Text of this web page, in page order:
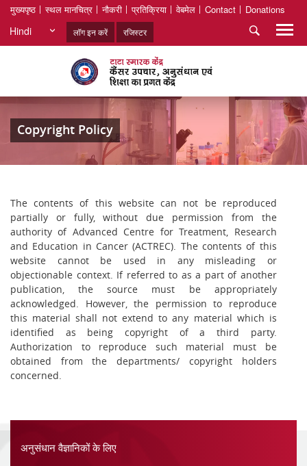
मुख्यपृष्ठ स्थल मानचित्र नौकरी प्रतिक्रिया वेबमेल Contact Donations
Hindi लॉग इन करें रजिस्टर
Copyright Policy
The contents of this website can not be reproduced
partially or fully, without due permission from the
authority of Advanced Centre for Treatment, Research
and Education in Cancer (ACTREC). The contents of this
website cannot be used in any misleading or
objectionable context. If referred to as a part of another
publication, the source must be appropriately
acknowledged. However, the permission to reproduce
this material shall not extend to any material which is
identified as being copyright of a third party.
Authorization to reproduce such material must be
obtained from the departments/ copyright holders
concerned.
अनुसंधान वैज्ञानिकों के लिए